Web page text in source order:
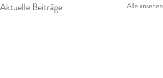
Aktuelle Beiträge Alle ansehen